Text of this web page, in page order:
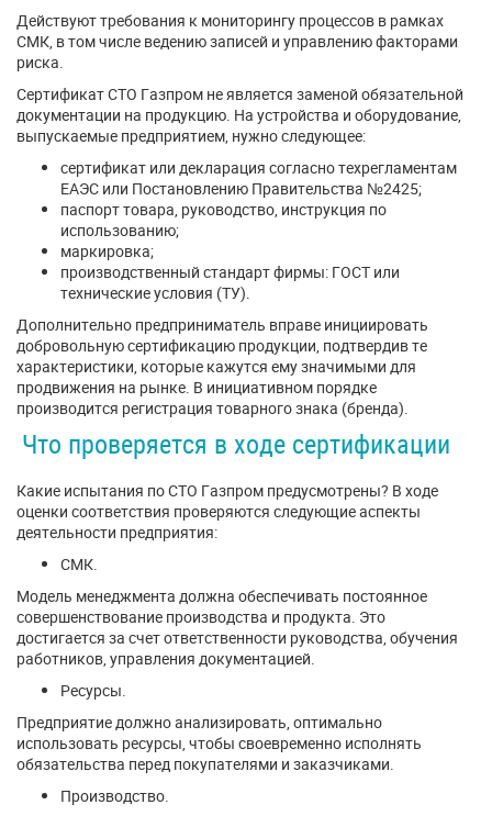
Действуют требования к мониторингу процессов в рамках
СМК, в том числе ведению записей и управлению факторами
риска.
Сертификат СТО Газпром не является заменой обязательной
документации на продукцию. На устройства и оборудование,
выпускаемые предприятием, нужно следующее:
сертификат или декларация согласно техрегламентам
ЕАЭС или Постановлению Правительства №2425;
паспорт товара, руководство, инструкция по
использованию;
маркировка;
производственный стандарт фирмы: ГОСТ или
технические условия (ТУ).
Дополнительно предприниматель вправе инициировать
добровольную сертификацию продукции, подтвердив те
характеристики, которые кажутся ему значимыми для
продвижения на рынке. В инициативном порядке
производится регистрация товарного знака (бренда).
Что проверяется в ходе сертификации
Какие испытания по СТО Газпром предусмотрены? В ходе
оценки соответствия проверяются следующие аспекты
деятельности предприятия:
СМК.
Модель менеджмента должна обеспечивать постоянное
совершенствование производства и продукта. Это
достигается за счет ответственности руководства, обучения
работников, управления документацией.
Ресурсы.
Предприятие должно анализировать, оптимально
использовать ресурсы, чтобы своевременно исполнять
обязательства перед покупателями и заказчиками.
Производство.